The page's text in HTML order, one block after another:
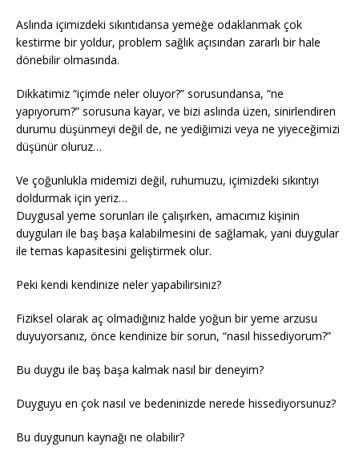
Aslında içimizdeki sıkıntıdansa yemeğe odaklanmak çok
kestirme bir yoldur, problem sağlık açısından zararlı bir hale
dönebilir olmasında.
Dikkatimiz “içimde neler oluyor?” sorusundansa, “ne
yapıyorum?” sorusuna kayar, ve bizi aslında üzen, sinirlendiren
durumu düşünmeyi değil de, ne yediğimizi veya ne yiyeceğimizi
düşünür oluruz…
Ve çoğunlukla midemizi değil, ruhumuzu, içimizdeki sıkıntıyı
doldurmak için yeriz…
Duygusal yeme sorunları ile çalışırken, amacımız kişinin
duyguları ile baş başa kalabilmesini de sağlamak, yani duygular
ile temas kapasitesini geliştirmek olur.
Peki kendi kendinize neler yapabilirsiniz?
Fiziksel olarak aç olmadığınız halde yoğun bir yeme arzusu
duyuyorsanız, önce kendinize bir sorun, “nasıl hissediyorum?”
Bu duygu ile baş başa kalmak nasıl bir deneyim?
Duyguyu en çok nasıl ve bedeninizde nerede hissediyorsunuz?
Bu duygunun kaynağı ne olabilir?